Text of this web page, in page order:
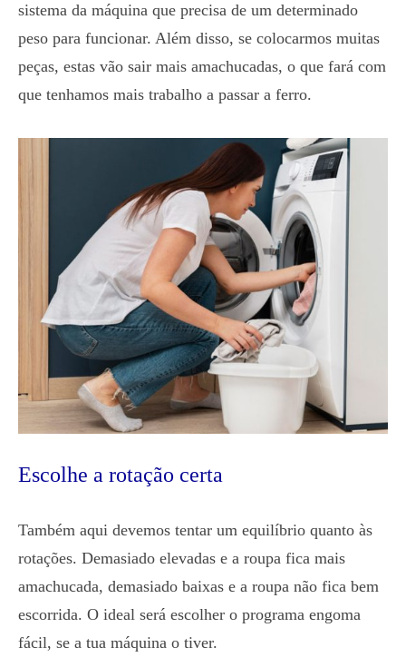
sistema da máquina que precisa de um determinado
peso para funcionar. Além disso, se colocarmos muitas
peças, estas vão sair mais amachucadas, o que fará com
que tenhamos mais trabalho a passar a ferro.
Escolhe a rotação certa
Também aqui devemos tentar um equilíbrio quanto às
rotações. Demasiado elevadas e a roupa fica mais
amachucada, demasiado baixas e a roupa não fica bem
escorrida. O ideal será escolher o programa engoma
fácil, se a tua máquina o tiver.